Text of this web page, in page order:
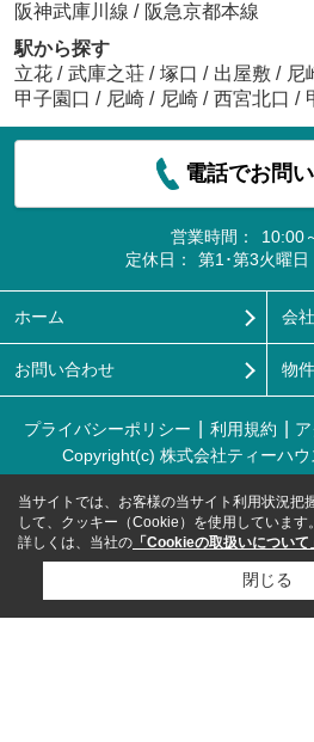
阪神武庫川線 / 阪急京都本線
駅から探す
立花 / 武庫之荘 / 塚口 / 出屋敷 / 尼
甲子園口 / 尼崎 / 尼崎 / 西宮北口 /
電話でお問
営業時間：
10:00
定休日：
第1･第3火曜
ホーム 会
お問い合わせ 物
プライバシーポリシー 利用規約
Copyright(c) 株式会社ティーハ
当サイトでは、お客様の当サイト利用状況把
して、クッキー（Cookie）を使用しています。
詳しくは、当社の 「Cookieの取扱いについて
閉じる